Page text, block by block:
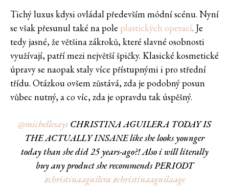
Tichý luxus kdysi ovládal především módní scénu. Nyní
se však přesunul také na pole plastických operací. Je
tedy jasné, že většina zákroků, které slavné osobnosti
využívají, patří mezi největší špičky. Klasické kosmetické
úpravy se naopak staly více přístupnými i pro střední
třídu. Otázkou ovšem zůstává, zda je podobný posun
vůbec nutný, a co víc, zda je opravdu tak úspěšný.
@michellesays CHRISTINA AGUILERA TODAY IS
THE ACTUALLY INSANE like she looks younger
today than she did 25 years-ago?! Also i will literally
buy any product she recommends PERIODT
#christinaaguilera #christinaaguilaage